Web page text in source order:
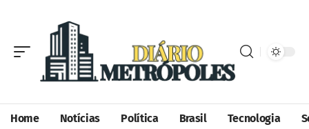
Home Notícias Política Brasil Tecnologia